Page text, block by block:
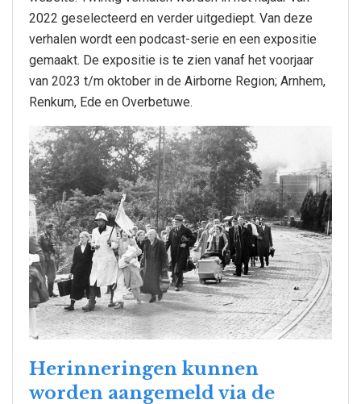
2022 geselecteerd en verder uitgediept. Van deze
verhalen wordt een podcast-serie en een expositie
gemaakt. De expositie is te zien vanaf het voorjaar
van 2023 t/m oktober in de Airborne Region; Arnhem,
Renkum, Ede en Overbetuwe.
Herinneringen kunnen
worden aangemeld via de